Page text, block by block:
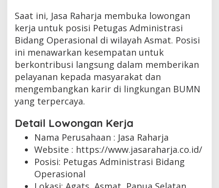
Saat ini, Jasa Raharja membuka lowongan
kerja untuk posisi Petugas Administrasi
Bidang Operasional di wilayah Asmat. Posisi
ini menawarkan kesempatan untuk
berkontribusi langsung dalam memberikan
pelayanan kepada masyarakat dan
mengembangkan karir di lingkungan BUMN
yang terpercaya.
Detail Lowongan Kerja
Nama Perusahaan : Jasa Raharja
Website : https://www.jasaraharja.co.id/
Posisi: Petugas Administrasi Bidang
Operasional